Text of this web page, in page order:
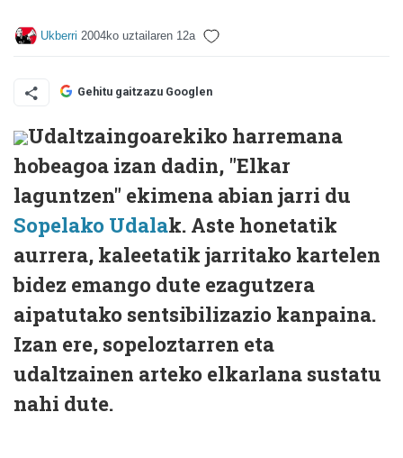
Ukberri 2004ko uztailaren 12a
Gehitu gaitzazu Googlen
Udaltzaingoarekiko harremana
hobeagoa izan dadin, "Elkar
laguntzen" ekimena abian jarri du
Sopelako Udalak. Aste honetatik
aurrera, kaleetatik jarritako kartelen
bidez emango dute ezagutzera
aipatutako sentsibilizazio kanpaina.
Izan ere, sopeloztarren eta
udaltzainen arteko elkarlana sustatu
nahi dute.